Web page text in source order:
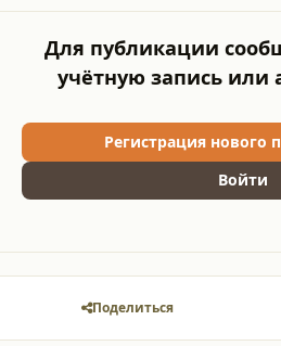
Для публикации
учётную запись или
Регистрация нового
Войти
Поделиться